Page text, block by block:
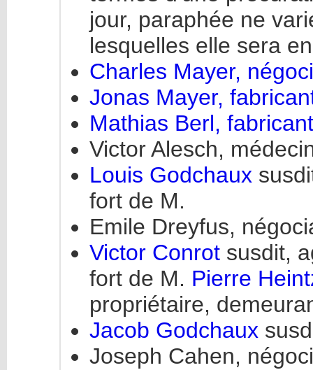
jour, paraphée ne
lesquelles elle sera
Charles Mayer,
Jonas Mayer,
Mathias Berl,
Victor Alesch,
Louis Godchaux
fort de M.
Emile Dreyfus,
Victor Conrot susdit,
fort de M. Pierre
propriétaire,
Jacob Godchaux
Joseph Cahen,